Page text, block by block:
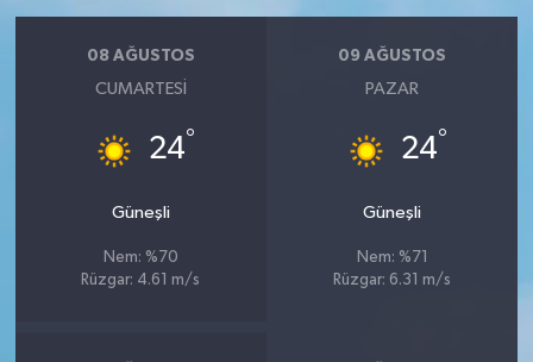
08 AĞUSTOS
CUMARTESI
24°
Güneşli
Nem: %70
Rüzgar: 4.61 m/s
09 AĞUSTOS
PAZAR
24°
Güneşli
Nem: %71
Rüzgar: 6.31 m/s